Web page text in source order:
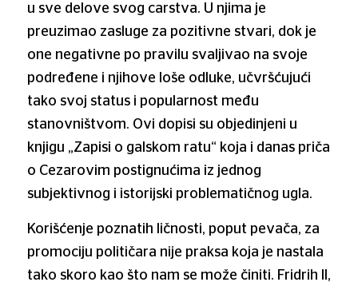
u sve delove svog carstva. U njima je
preuzimao zasluge za pozitivne stvari, dok je
one negativne po pravilu svaljivao na svoje
podređene i njihove loše odluke, učvršćujući
tako svoj status i popularnost među
stanovništvom. Ovi dopisi su objedinjeni u
knjigu „Zapisi o galskom ratu“ koja i danas priča
o Cezarovim postignućima iz jednog
subjektivnog i istorijski problematičnog ugla.
Korišćenje poznatih ličnosti, poput pevača, za
promociju političara nije praksa koja je nastala
tako skoro kao što nam se može činiti. Fridrih II,